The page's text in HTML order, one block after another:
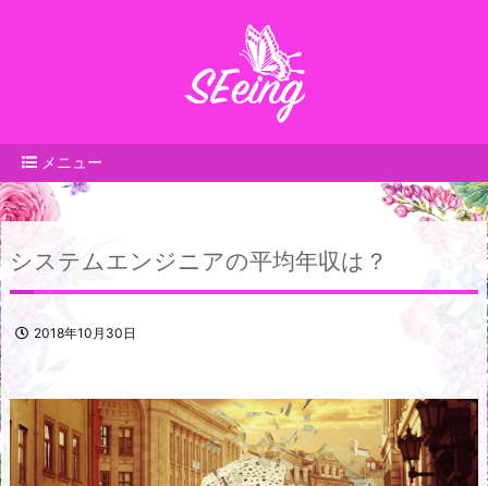
メニュー
システムエンジニアの平均年収は？
2018年10月30日